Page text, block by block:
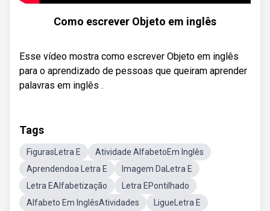
Como escrever Objeto em inglês
Esse vídeo mostra como escrever Objeto em inglês
para o aprendizado de pessoas que queiram aprender
palavras em inglês .
Tags
FigurasLetra E
Atividade AlfabetoEm Inglês
Aprendendoa Letra E
Imagem DaLetra E
Letra EAlfabetização
Letra EPontilhado
Alfabeto Em InglêsAtividades
LigueLetra E